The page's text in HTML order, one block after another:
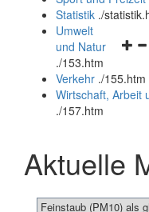
Statistik ./
und
Umwelt
und Natur
./153.htm
Verkehr ./155.htm
Wirtschaft, Arbeit
./157.htm
Aktuelle